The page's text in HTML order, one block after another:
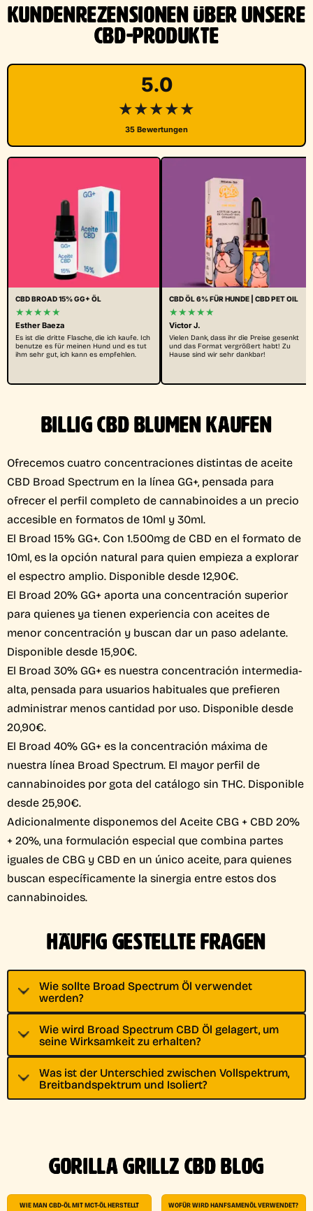
KUNDENREZENSIONEN ÜBER UNSERE
CBD-PRODUKTE
5.0
★★★★★
35 Bewertungen
CBD BROAD 15% GG+ ÖL
★★★★★
Esther Baeza
Es ist die dritte Flasche, die ich kaufe. Ich
benutze es für meinen Hund und es tut
ihm sehr gut, ich kann es empfehlen.
CBD ÖL 6% FÜR HUNDE | CBD PET OIL
★★★★★
Victor J.
Vielen Dank, dass ihr die Preise gesenkt
und das Format vergrößert habt! Zu
Hause sind wir sehr dankbar!
BILLIG CBD BLUMEN KAUFEN
Ofrecemos cuatro concentraciones distintas de aceite
CBD Broad Spectrum en la línea GG+, pensada para
ofrecer el perfil completo de cannabinoides a un precio
accesible en formatos de 10ml y 30ml.
El Broad 15% GG+. Con 1.500mg de CBD en el formato de
10ml, es la opción natural para quien empieza a explorar
el espectro amplio. Disponible desde 12,90€.
El Broad 20% GG+ aporta una concentración superior
para quienes ya tienen experiencia con aceites de
menor concentración y buscan dar un paso adelante.
Disponible desde 15,90€.
El Broad 30% GG+ es nuestra concentración intermedia-
alta, pensada para usuarios habituales que prefieren
administrar menos cantidad por uso. Disponible desde
20,90€.
El Broad 40% GG+ es la concentración máxima de
nuestra línea Broad Spectrum. El mayor perfil de
cannabinoides por gota del catálogo sin THC. Disponible
desde 25,90€.
Adicionalmente disponemos del Aceite CBG + CBD 20%
+ 20%, una formulación especial que combina partes
iguales de CBG y CBD en un único aceite, para quienes
buscan específicamente la sinergia entre estos dos
cannabinoides.
HÄUFIG GESTELLTE FRAGEN
Wie sollte Broad Spectrum Öl verwendet
werden?
Wie wird Broad Spectrum CBD Öl gelagert, um
seine Wirksamkeit zu erhalten?
Was ist der Unterschied zwischen Vollspektrum,
Breitbandspektrum und Isoliert?
GORILLA GRILLZ CBD BLOG
WIE MAN CBD-ÖL MIT MCT-ÖL HERSTELLT WOFÜR WIRD HANFSAMENÖL VERWENDET?